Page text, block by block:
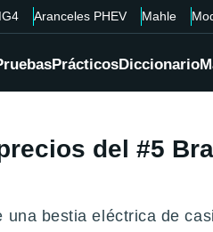
Aranceles PHEV Mahle
PrácticosDiccionario
del #5
bestia eléctrica de